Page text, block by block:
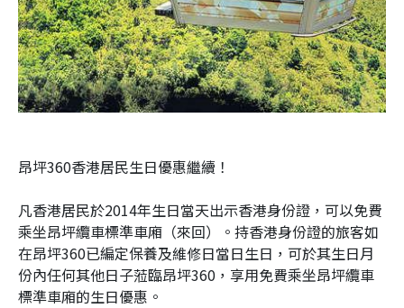
昂坪360香港居民生日優惠繼續！
凡香港居民於2014年生日當天出示香港身份證，可以免費
乘坐昂坪纜車標準車廂（來回）。持香港身份證的旅客如
在昂坪360已編定保養及維修日當日生日，可於其生日月
份內任何其他日子蒞臨昂坪360，享用免費乘坐昂坪纜車
標準車廂的生日優惠。